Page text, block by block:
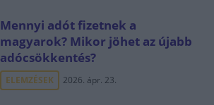
Mennyi adót fizetnek a
magyarok? Mikor jöhet az újabb
adócsökkentés?
ELEMZÉSEK 2026. ápr. 23.